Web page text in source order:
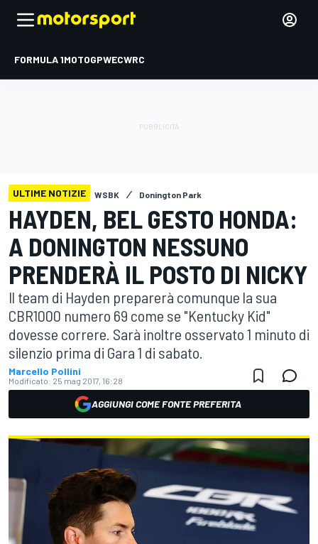
FORMULA 1MOTOGPWECWRC
ULTIME NOTIZIE WSBK Donington Park
HAYDEN, BEL GESTO HONDA:
A DONINGTON NESSUNO
PRENDERÀ IL POSTO DI NICKY
Il team di Hayden preparerà comunque la sua
CBR1000 numero 69 come se "Kentucky Kid"
dovesse correre. Sarà inoltre osservato 1 minuto di
silenzio prima di Gara 1 di sabato.
Marcello Pollini
Modificato: 25 mag 2017, 16:28
AGGIUNGI COME FONTE PREFERITA